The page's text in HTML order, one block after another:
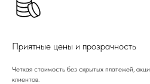
Приятные цены и прозрачность
Четкая стоимость без скрытых платежей,
клиентов.